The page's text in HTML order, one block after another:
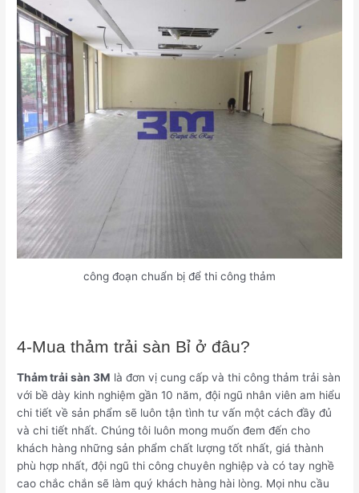
công đoạn chuẩn bị để thi công thảm
4-Mua thảm trải sàn Bỉ ở đâu?
Thảm trải sàn 3M là đơn vị cung cấp và thi công thảm trải sàn
với bề dày kinh nghiệm gần 10 năm, đội ngũ nhân viên am hiểu
chi tiết về sản phẩm sẽ luôn tận tình tư vấn một cách đầy đủ
và chi tiết nhất. Chúng tôi luôn mong muốn đem đến cho
khách hàng những sản phẩm chất lượng tốt nhất, giá thành
phù hợp nhất, đội ngũ thi công chuyên nghiệp và có tay nghề
cao chắc chắn sẽ làm quý khách hàng hài lòng. Mọi nhu cầu